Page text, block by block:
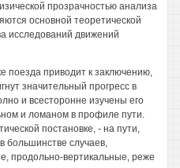
прозрачностью анализа
основной теоретической
исследований движений
поезда приводит к заключению,
значительный прогресс в
и всесторонне изучены его
и ломаном в профиле пути.
постановке, - на пути,
большинстве случаев,
продольно-вертикальные, реже